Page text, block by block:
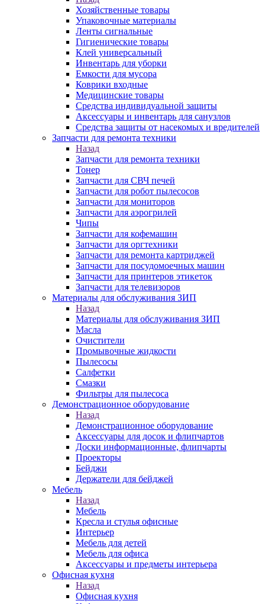
Хозяйственные товары
Упаковочные материалы
Ленты сигнальные
Гигиенические товары
Клей универсальный
Инвентарь для уборки
Емкости для мусора
Коврики входные
Медицинские товары
Средства индивидуальной защиты
Аксессуары и инвентарь для санузлов
Средства защиты от насекомых и вредителей
Запчасти для ремонта техники
Назад
Запчасти для ремонта техники
Тонер
Запчасти для СВЧ печей
Запчасти для робот пылесосов
Запчасти для мониторов
Запчасти для аэрогрилей
Чипы
Запчасти для кофемашин
Запчасти для оргтехники
Запчасти для ремонта картриджей
Запчасти для посудомоечных машин
Запчасти для принтеров этикеток
Запчасти для телевизоров
Материалы для обслуживания ЗИП
Назад
Материалы для обслуживания ЗИП
Масла
Очистители
Промывочные жидкости
Пылесосы
Салфетки
Смазки
Фильтры для пылесоса
Демонстрационное оборудование
Назад
Демонстрационное оборудование
Аксессуары для досок и флипчартов
Доски информационные, флипчарты
Проекторы
Бейджи
Держатели для бейджей
Мебель
Назад
Мебель
Кресла и стулья офисные
Интерьер
Мебель для детей
Мебель для офиса
Аксессуары и предметы интерьера
Офисная кухня
Назад
Офисная кухня